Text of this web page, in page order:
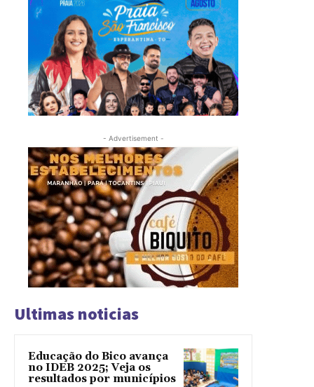
- Advertisement -
Ultimas noticias
Educação do Bico avança
no IDEB 2025; Veja os
resultados por municípios